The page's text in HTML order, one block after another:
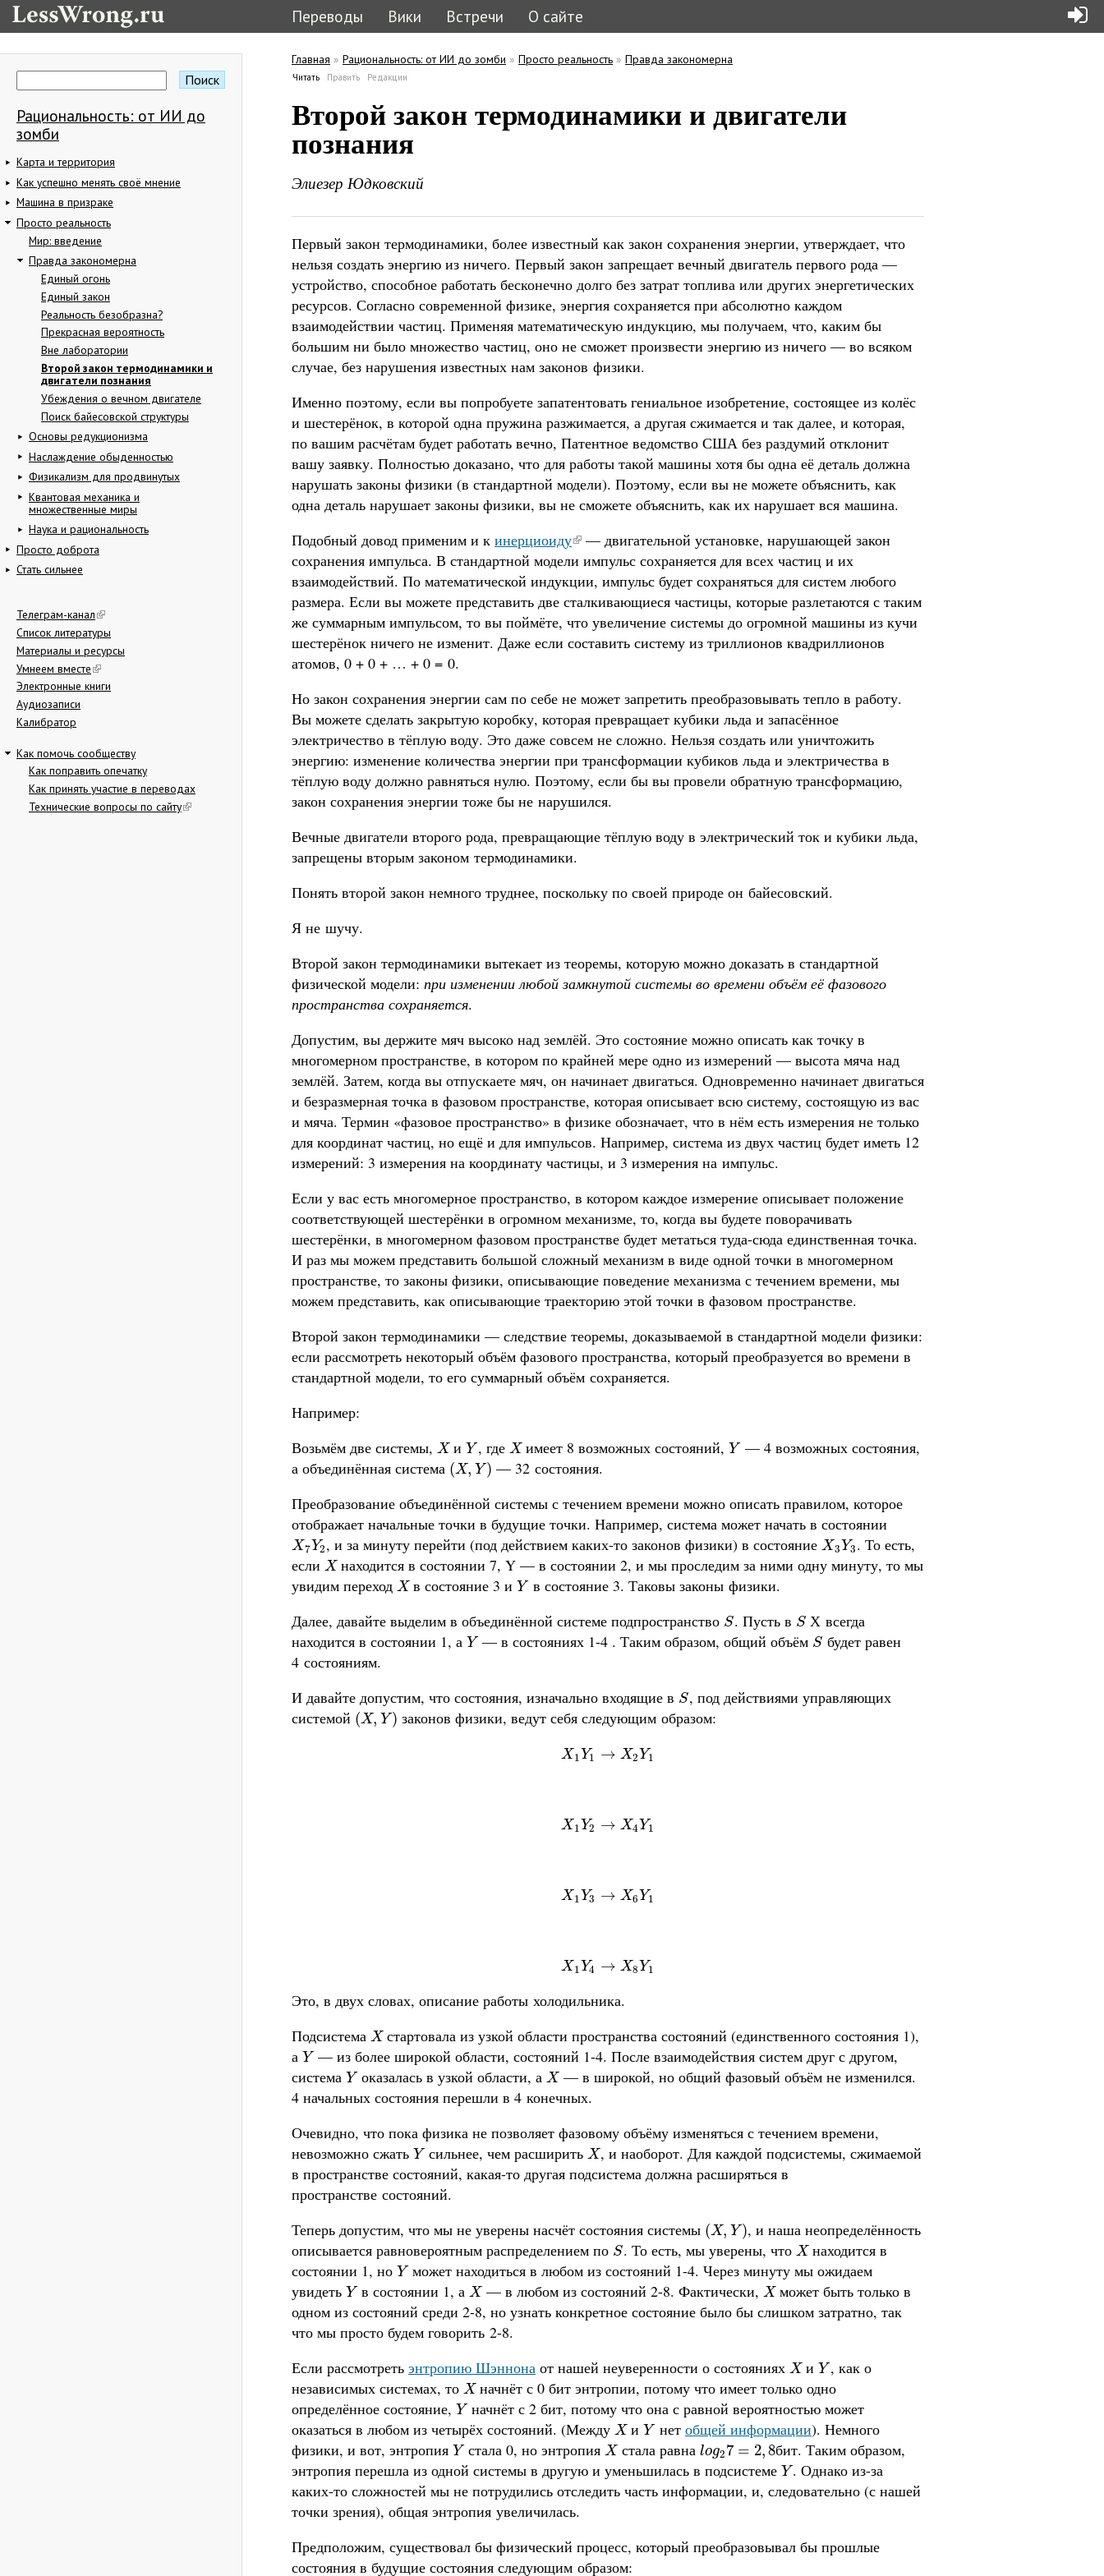
Переводы Вики Встречи О сайте
Форма поиска
Рациональность: от ИИ до
зомби
Карта и территория
Как успешно менять своё мнение
Машина в призраке
Просто реальность
Мир: введение
Правда закономерна
Единый огонь
Единый закон
Реальность безобразна?
Прекрасная вероятность
Вне лаборатории
Второй закон термодинамики и
двигатели познания
Убеждения о вечном двигателе
Поиск байесовской структуры
Основы редукционизма
Наслаждение обыденностью
Физикализм для продвинутых
Квантовая механика и
множественные миры
Наука и рациональность
Просто доброта
Стать сильнее
Телеграм-канал
Список литературы
Материалы и ресурсы
Умнеем вместе
Электронные книги
Аудиозаписи
Калибратор
Как помочь сообществу
Как поправить опечатку
Как принять участие в переводах
Технические вопросы по сайту
Вы здесь
Главная » Рациональность: от ИИ до зомби » Просто реальность » Правда закономерна
Читать (активная вкладка)
Править Редакции
Второй закон термодинамики и двигатели
познания
Элиезер Юдковский
Первый закон термодинамики, более известный как закон сохранения энергии, утверждает, что
нельзя создать энергию из ничего. Первый закон запрещает вечный двигатель первого рода —
устройство, способное работать бесконечно долго без затрат топлива или других энергетических
ресурсов. Согласно современной физике, энергия сохраняется при абсолютно каждом
взаимодействии частиц. Применяя математическую индукцию, мы получаем, что, каким бы
большим ни было множество частиц, оно не сможет произвести энергию из ничего — во всяком
случае, без нарушения известных нам законов физики.
Именно поэтому, если вы попробуете запатентовать гениальное изобретение, состоящее из колёс
и шестерёнок, в которой одна пружина разжимается, а другая сжимается и так далее, и которая,
по вашим расчётам будет работать вечно, Патентное ведомство США без раздумий отклонит
вашу заявку. Полностью доказано, что для работы такой машины хотя бы одна её деталь должна
нарушать законы физики (в стандартной модели). Поэтому, если вы не можете объяснить, как
одна деталь нарушает законы физики, вы не сможете объяснить, как их нарушает вся машина.
Подобный довод применим и к инерциоиду
— двигательной установке, нарушающей закон
сохранения импульса. В стандартной модели импульс сохраняется для всех частиц и их
взаимодействий. По математической индукции, импульс будет сохраняться для систем любого
размера. Если вы можете представить две сталкивающиеся частицы, которые разлетаются с таким
же суммарным импульсом, то вы поймёте, что увеличение системы до огромной машины из кучи
шестерёнок ничего не изменит. Даже если составить систему из триллионов квадриллионов
атомов, 0 + 0 + … + 0 = 0.
Но закон сохранения энергии сам по себе не может запретить преобразовывать тепло в работу.
Вы можете сделать закрытую коробку, которая превращает кубики льда и запасённое
электричество в тёплую воду. Это даже совсем не сложно. Нельзя создать или уничтожить
энергию: изменение количества энергии при трансформации кубиков льда и электричества в
тёплую воду должно равняться нулю. Поэтому, если бы вы провели обратную трансформацию,
закон сохранения энергии тоже бы не нарушился.
Вечные двигатели второго рода, превращающие тёплую воду в электрический ток и кубики льда,
запрещены вторым законом термодинамики.
Понять второй закон немного труднее, поскольку по своей природе он байесовский.
Я не шучу.
Второй закон термодинамики вытекает из теоремы, которую можно доказать в стандартной
физической модели: при изменении любой замкнутой системы во времени объём её фазового
пространства сохраняется.
Допустим, вы держите мяч высоко над землёй. Это состояние можно описать как точку в
многомерном пространстве, в котором по крайней мере одно из измерений — высота мяча над
землёй. Затем, когда вы отпускаете мяч, он начинает двигаться. Одновременно начинает двигаться
и безразмерная точка в фазовом пространстве, которая описывает всю систему, состоящую из вас
и мяча. Термин «фазовое пространство» в физике обозначает, что в нём есть измерения не только
для координат частиц, но ещё и для импульсов. Например, система из двух частиц будет иметь 12
измерений: 3 измерения на координату частицы, и 3 измерения на импульс.
Если у вас есть многомерное пространство, в котором каждое измерение описывает положение
соответствующей шестерёнки в огромном механизме, то, когда вы будете поворачивать
шестерёнки, в многомерном фазовом пространстве будет метаться туда-сюда единственная точка.
И раз мы можем представить большой сложный механизм в виде одной точки в многомерном
пространстве, то законы физики, описывающие поведение механизма с течением времени, мы
можем представить, как описывающие траекторию этой точки в фазовом пространстве.
Второй закон термодинамики — следствие теоремы, доказываемой в стандартной модели физики:
если рассмотреть некоторый объём фазового пространства, который преобразуется во времени в
стандартной модели, то его суммарный объём сохраняется.
Например:
Возьмём две системы, X
XиY
Y, где X
Xимеет 8 возможных состояний,Y
Y— 4 возможных состояния,
а объединённая система (X, Y )
(X,Y) — 32 состояния.
Преобразование объединённой системы с течением времени можно описать правилом, которое
отображает начальные точки в будущие точки. Например, система может начать в состоянии
X7Y2
X7Y2, и за минуту перейти (под действием каких-то законов физики) в состояние X3Y3
X3Y3. То есть,
если X
Xнаходится в состоянии 7, Y — в состоянии 2, и мы проследим за ними одну минуту, то мы
увидим переход X
Xв состояние 3 иY
Yв состояние 3. Таковы законы физики.
Далее, давайте выделим в объединённой системе подпространство S
S. Пусть в S
S Х
Х всегда
находится в состоянии 1, а Y
Y— в состояниях 1-4 . Таким образом, общий объём S
S будет равен
4 состояниям.
И давайте допустим, что состояния, изначально входящие в S
S, под действиями управляющих
системой (X, Y )
(X,Y) законов физики, ведут себя следующим образом:
X1Y1 → X2Y1
X1Y → X2Y1
X1Y2 → X4Y1
X1Y2 → X4Y1
X1Y3 → X6Y1
X1Y3 → X6Y1
X1Y4 → X8Y1
X1Y → X8Y1
Это, в двух словах, описание работы холодильника.
Подсистема X
Xстартовала из узкой области пространства состояний (единственного состояния 1),
а Y
Y— из более широкой области, состояний 1-4. После взаимодействия систем друг с другом,
система Y
Yоказалась в узкой области, а X
X— в широкой, но общий фазовый объём не изменился.
4 начальных состояния перешли в 4 конечных.
Очевидно, что пока физика не позволяет фазовому объёму изменяться с течением времени,
невозможно сжать Y
Yсильнее, чем расширить X
X, и наоборот. Для каждой подсистемы, сжимаемой
в пространстве состояний, какая-то другая подсистема должна расширяться в
пространстве состояний.
Теперь допустим, что мы не уверены насчёт состояния системы (X, Y )
(X,Y) , и наша неопределённость
описывается равновероятным распределением по S
S. То есть, мы уверены, что X
Xнаходится в
состоянии 1, но Y
Yможет находиться в любом из состояний 1-4. Через минуту мы ожидаем
увидеть Y
Yв состоянии 1, а X
X— в любом из состояний 2-8. Фактически, X
Xможет быть только в
одном из состояний среди 2-8, но узнать конкретное состояние было бы слишком затратно, так
что мы просто будем говорить 2-8.
Если рассмотреть энтропию Шэннона от нашей неуверенности о состояниях X
XиY
Y, как о
независимых системах, то X
Xначнёт с 0 бит энтропии, потому что имеет только одно
определённое состояние, Y
Yначнёт с 2 бит, потому что она с равной вероятностью может
оказаться в любом из четырёх состояний. (Между X
XиY
Yнет общей информации). Немного
физики, и вот, энтропия Y
Yстала 0, но энтропия X
Xстала равна log27 = 2,8бит
log27=2, 8бит
. Таким образом,
энтропия перешла из одной системы в другую и уменьшилась в подсистеме Y
Y. Однако из-за
каких-то сложностей мы не потрудились отследить часть информации, и, следовательно (с нашей
точки зрения), общая энтропия увеличилась.
Предположим, существовал бы физический процесс, который преобразовывал бы прошлые
состояния в будущие состояния следующим образом: